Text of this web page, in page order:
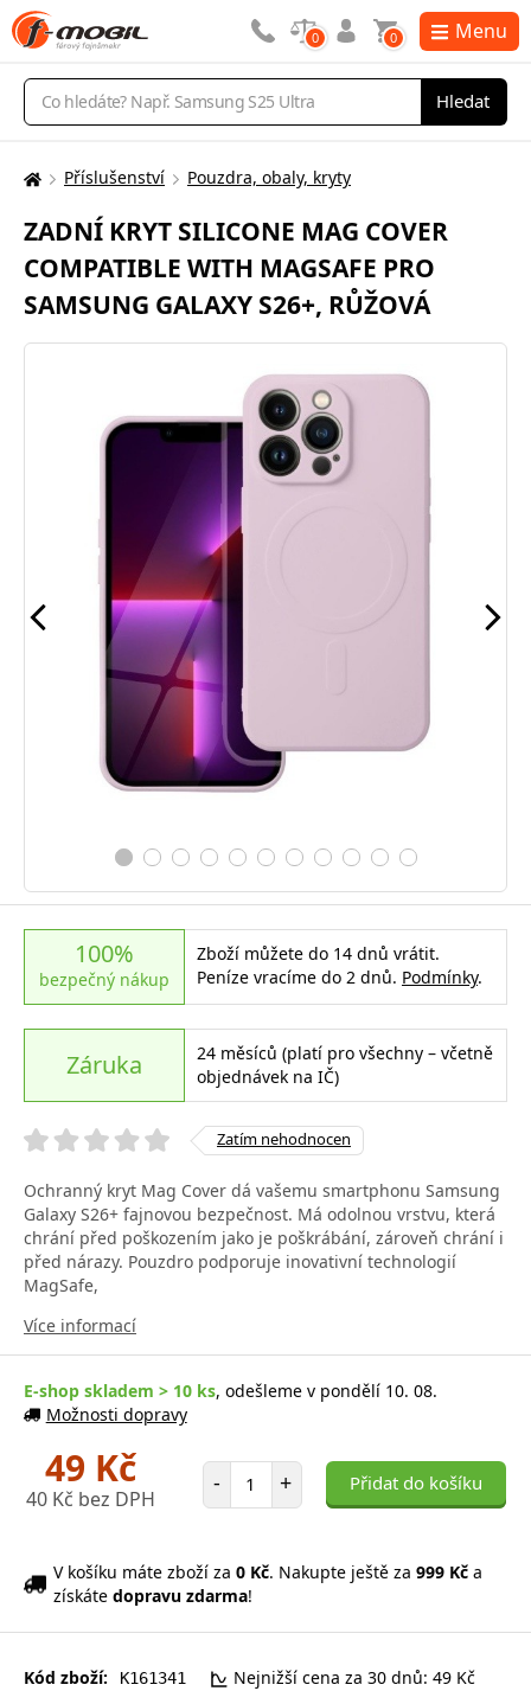
Vyhledávání
Hledat
0 0 Menu
Zde
nacházíte:
Příslušenství Pouzdra, obaly, kryty
ZADNÍ KRYT SILICONE MAG COVER
COMPATIBLE WITH MAGSAFE PRO
SAMSUNG GALAXY S26+, RŮŽOVÁ
100%
bezpečný nákup
Zboží můžete do 14 dnů vrátit.
Peníze vracíme do 2 dnů. Podmínky.
Záruka
24 měsíců (platí pro všechny – včetně
objednávek na IČ)
Zatím nehodnocen
Ochranný kryt Mag Cover dá vašemu smartphonu Samsung
Galaxy S26+ fajnovou bezpečnost. Má odolnou vrstvu, která
chrání před poškozením jako je poškrábání, zároveň chrání i
před nárazy. Pouzdro podporuje inovativní technologií
MagSafe,
Více informací
E-shop skladem > 10 ks, odešleme v pondělí 10. 08.
Možnosti dopravy
49 Kč
40 Kč bez DPH
- Počet položek
+ Přidat do košíku
V košíku máte zboží za 0 Kč. Nakupte ještě za 999 Kč a
získáte dopravu zdarma!
Kód zboží: K161341
Nejnižší cena za 30 dnů: 49 Kč